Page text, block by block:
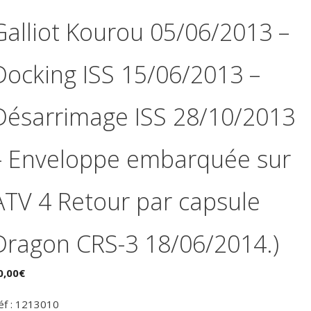
Kourou 05/06/2013 –
ISS 15/06/2013 –
ISS 28/10/2013
Enveloppe embarquée sur
4 Retour par capsule
CRS-3 18/06/2014.)
€
: 1213010